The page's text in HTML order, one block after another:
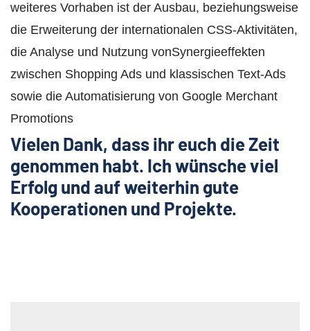
weiteres Vorhaben ist der Ausbau, beziehungsweise
die Erweiterung der internationalen CSS-Aktivitäten,
die Analyse und Nutzung vonSynergieeffekten
zwischen Shopping Ads und klassischen Text-Ads
sowie die Automatisierung von Google Merchant
Promotions
Vielen Dank, dass ihr euch die Zeit
genommen habt. Ich wünsche viel
Erfolg und auf weiterhin gute
Kooperationen und Projekte.